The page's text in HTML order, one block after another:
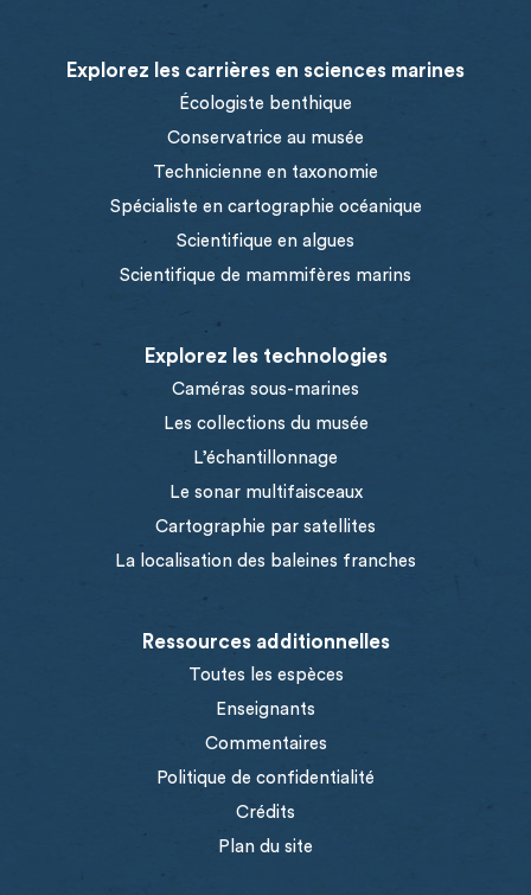
Explorez les carrières en sciences marines
Écologiste benthique
Conservatrice au musée
Technicienne en taxonomie
Spécialiste en cartographie océanique
Scientifique en algues
Scientifique de mammifères marins
Explorez les technologies
Caméras sous-marines
Les collections du musée
L’échantillonnage
Le sonar multifaisceaux
Cartographie par satellites
La localisation des baleines franches
Ressources additionnelles
Toutes les espèces
Enseignants
Commentaires
Politique de confidentialité
Crédits
Plan du site